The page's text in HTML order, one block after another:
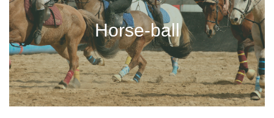
Horse-ball
Pratiquez le Horse-ball en cours collectif à Labenne.
Jouez et perfectionnez votre jeu chaque semaine
En savoir +